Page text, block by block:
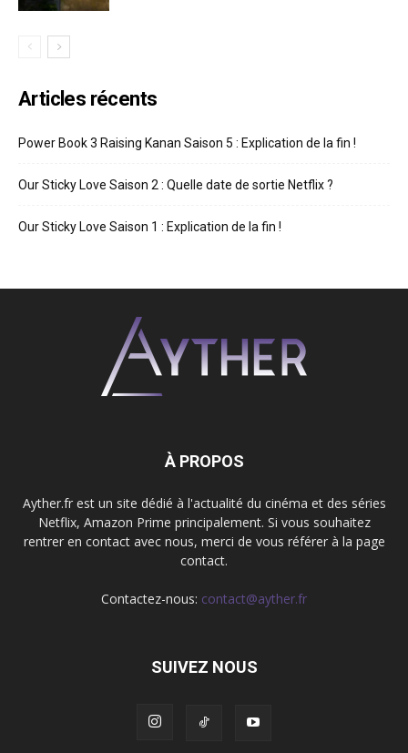
Articles récents
Power Book 3 Raising Kanan Saison 5 : Explication de la fin !
Our Sticky Love Saison 2 : Quelle date de sortie Netflix ?
Our Sticky Love Saison 1 : Explication de la fin !
À PROPOS
Ayther.fr est un site dédié à l'actualité du cinéma et des séries
Netflix, Amazon Prime principalement. Si vous souhaitez
rentrer en contact avec nous, merci de vous référer à la page
contact.
Contactez-nous: contact@ayther.fr
SUIVEZ NOUS